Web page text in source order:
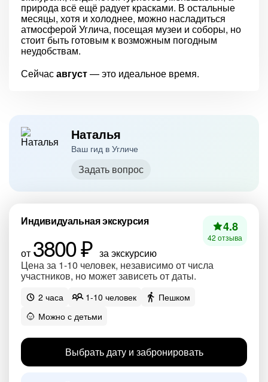
природа всё ещё радует красками. В остальные
месяцы, хотя и холоднее, можно насладиться
атмосферой Углича, посещая музеи и соборы, но
стоит быть готовым к возможным погодным
неудобствам.
Сейчасавгуст— это идеальное время.
Наталья
Ваш гид в Угличе
Задать вопрос
Индивидуальная экскурсия
от 3800 ₽ за экскурсию
Цена за 1-10 человек, независимо от числа
участников, но может зависеть от даты.
4.8
42 отзыва
2 часа 1-10 человек
Пешком
Можно с детьми
Выбрать дату и забронировать